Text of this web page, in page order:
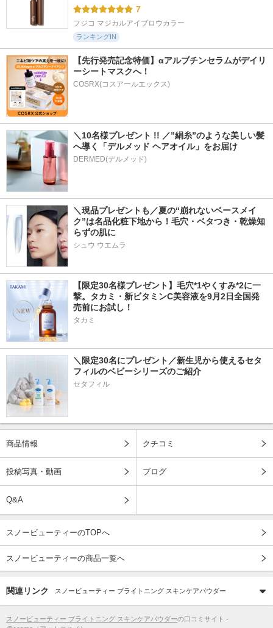
7
フジコ マジカルアイブロウカラー
ランキングIN
【先行発売記念特価】αアルブチンセラムがデイリ
ーシートマスクへ！
COSRX(コスアールエックス)
＼10名様プレゼント !! ／”絹糸”のような美しい髪
へ導く「デルメッド ヘアオイル」をお届け
DERMED(デルメッド)
＼現品プレゼントも／夏の“崩れないベースメイ
ク”は名品化粧下地から！毛穴・ベタつき・乾燥知
らずの肌に
シュウ ウエムラ
【限定30名様プレゼント】毛穴*1やくすみ*2に一
撃。タカミ・新ビタミンC美容液を9月2日全国発
売前にお試し！
タカミ
＼限定30名にプレゼント／新生児から使えるセタ
フィルのベビーシリーズのご紹介
セタフィル
商品情報 クチコミ
投稿写真・動画 ブログ
Q&A
スノービューティーのTOPへ
スノービューティーの商品一覧へ
関連リンク スノービューティー ブライトニング スキンケアパウダー
スノービューティー ブライトニング スキンケアパウダーの口コミサイト -